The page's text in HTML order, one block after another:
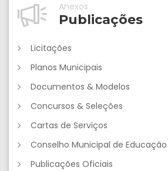
Anexos
Publicações
Licitações
Planos Municipais
Documentos & Modelos
Concursos & Seleções
Cartas de Serviços
Conselho Municipal de Educação
Publicações Oficiais